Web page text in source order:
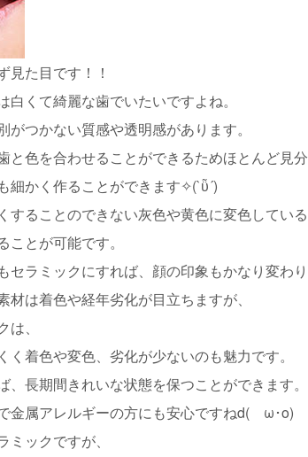
見た目です！！
くて綺麗な歯でいたいですよね。
つかない質感や透明感があります。
色を合わせることができるためほとんど見分
細かく作ることができます✧(`ῧ´)
することのできない灰色や黄色に変色している
とが可能です。
セラミックにすれば、顔の印象もかなり変わり
は着色や経年劣化が目立ちますが、
、
着色や変色、劣化が少ないのも魅力です。
長期間きれいな状態を保つことができます。
金属アレルギーの方にも安心ですねd(ゝω･o)
ックですが、